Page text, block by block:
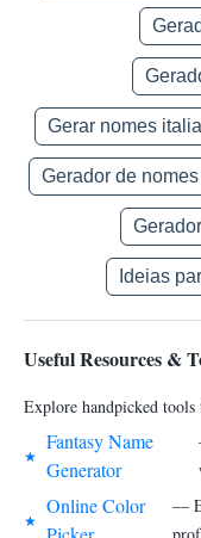
Gerar nomes
Gerador de
Ideias
Useful Resources &
Explore handpicked
★
Fantasy Name
Generator
★
Online Color
—